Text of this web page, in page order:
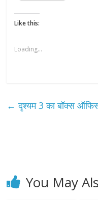
Like this:
Loading...
← दृश्यम 3 का बॉक्स
You May